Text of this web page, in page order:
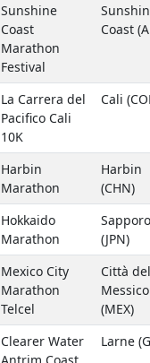
Sunshine
Coast
Marathon
Festival
Coast
La Carrera del
Pacifico Cali
10K
Cali
Harbin
Marathon
Harbin
(CHN)
Hokkaido
Marathon
Sapporo
(JPN)
Mexico City
Marathon
Telcel
Città del
Messico
(MEX)
Clearer Water
Larne